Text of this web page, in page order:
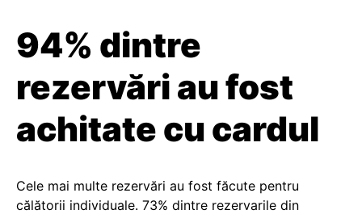
94% dintre
rezervări au fost
achitate cu cardul
Cele mai multe rezervări au fost făcute pentru
călătorii individuale. 73% dintre rezervarile din